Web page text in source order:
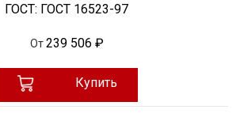
ГОСТ: ГОСТ 16523-97
От 239 506 ₽
Купить